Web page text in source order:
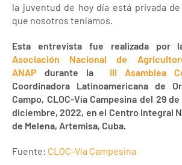
la juventud de hoy día está privada
que nosotros teníamos.
Esta entrevista fue realizada por
Asociación Nacional de
ANAP durante la III Asamblea
Coordinadora Latinoamericana de
Campo, CLOC-Vía Campesina del 29
diciembre, 2022, en el Centro Integral
de Melena, Artemisa, Cuba.
Fuente: CLOC-Vía Campesina